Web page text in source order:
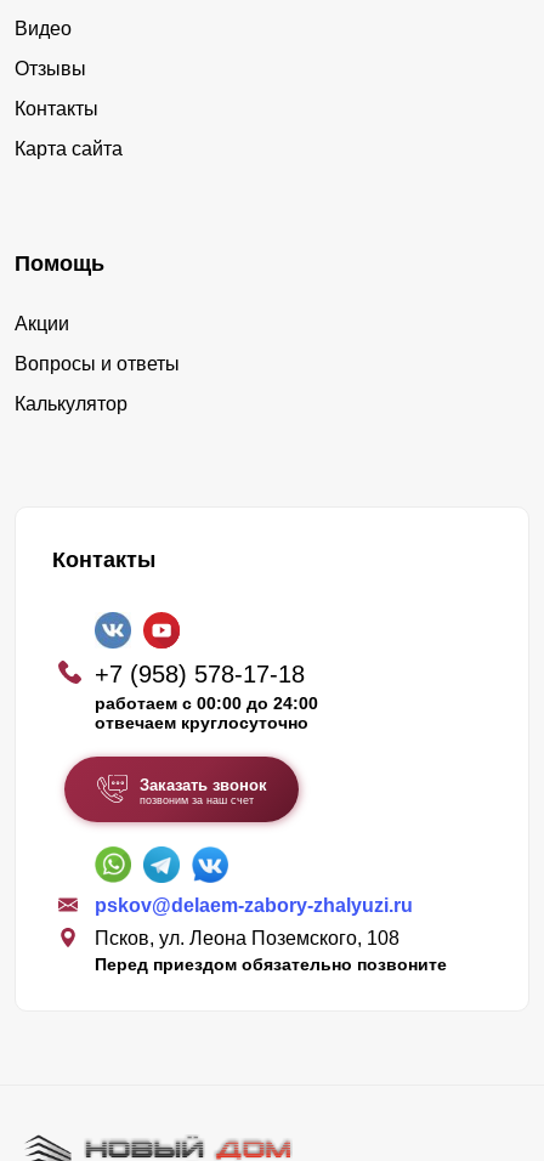
Видео
Отзывы
Контакты
Карта сайта
Помощь
Акции
Вопросы и ответы
Калькулятор
Контакты
+7 (958) 578-17-18
работаем с 00:00 до 24:00
отвечаем круглосуточно
Заказать звонок
позвоним за наш счет
pskov@delaem-zabory-zhalyuzi.ru
Псков, ул. Леона Поземского, 108
Перед приездом обязательно позвоните